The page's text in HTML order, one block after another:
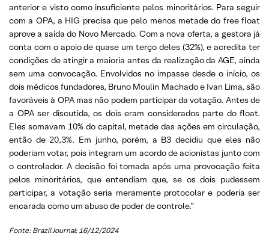
anterior e visto como insuficiente pelos minoritários. Para seguir
com a OPA, a HIG precisa que pelo menos metade do free float
aprove a saída do Novo Mercado. Com a nova oferta, a gestora já
conta com o apoio de quase um terço deles (32%), e acredita ter
condições de atingir a maioria antes da realização da AGE, ainda
sem uma convocação. Envolvidos no impasse desde o início, os
dois médicos fundadores, Bruno Moulin Machado e Ivan Lima, são
favoráveis à OPA mas não podem participar da votação. Antes de
a OPA ser discutida, os dois eram considerados parte do float.
Eles somavam 10% do capital, metade das ações em circulação,
então de 20,3%. Em junho, porém, a B3 decidiu que eles não
poderiam votar, pois integram um acordo de acionistas junto com
o controlador. A decisão foi tomada após uma provocação feita
pelos minoritários, que entendiam que, se os dois pudessem
participar, a votação seria meramente protocolar e poderia ser
encarada como um abuso de poder de controle.”
Fonte: Brazil Journal; 16/12/2024